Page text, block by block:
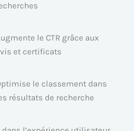
le CTR grâce aux
et certificats
le classement dans
résultats de recherche